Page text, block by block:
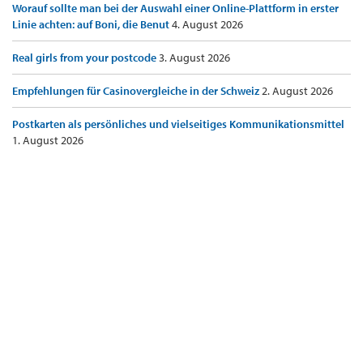
Worauf sollte man bei der Auswahl einer Online-Plattform in erster
Linie achten: auf Boni, die Benut4. August 2026
Real girls from your postcode3. August 2026
Empfehlungen für Casinovergleiche in der Schweiz2. August 2026
Postkarten als persönliches und vielseitiges Kommunikationsmittel
1. August 2026